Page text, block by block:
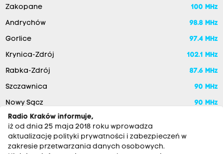
Zakopane 100 MHz
Andrychów 98.8 MHz
Gorlice 97.4 MHz
Krynica-Zdrój 102.1 MHz
Rabka-Zdrój 87.6 MHz
Szczawnica 90 MHz
Nowy Sącz
90 MHz
Radio Kraków informuje,
iż od dnia 25 maja 2018 roku wprowadza
aktualizację polityki prywatności i zabezpieczeń w
zakresie przetwarzania danych osobowych.